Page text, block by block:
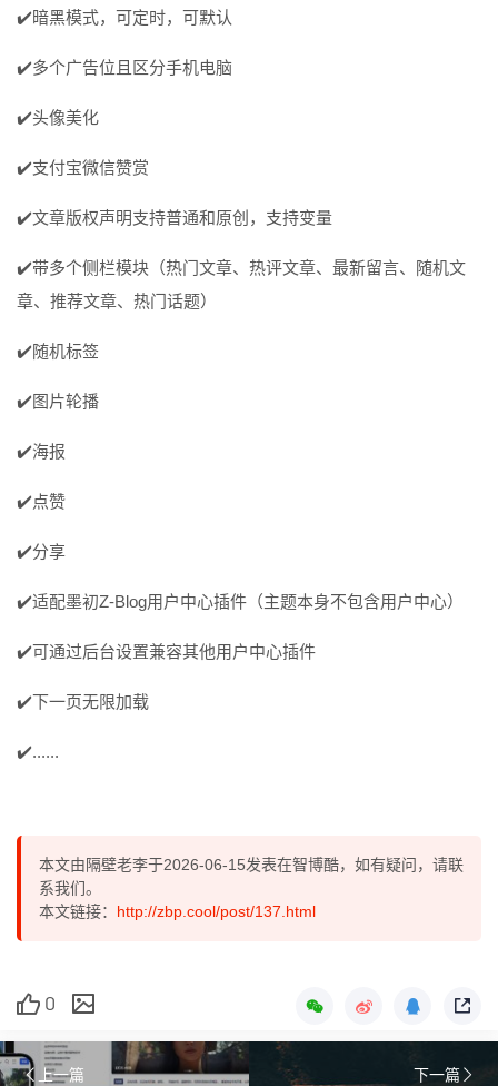
✔️暗黑模式，可定时，可默认
✔️多个广告位且区分手机电脑
✔️头像美化
✔️支付宝微信赞赏
✔️文章版权声明支持普通和原创，支持变量
✔️带多个侧栏模块（热门文章、热评文章、最新留言、随机文
章、推荐文章、热门话题）
✔️随机标签
✔️图片轮播
✔️海报
✔️点赞
✔️分享
✔️适配墨初Z-Blog用户中心插件（主题本身不包含用户中心）
✔️可通过后台设置兼容其他用户中心插件
✔️下一页无限加载
✔️......
本文由隔壁老李于2026-06-15发表在智博酷，如有疑问，请联
系我们。
本文链接： http://zbp.cool/post/137.html
0
上一篇 下一篇